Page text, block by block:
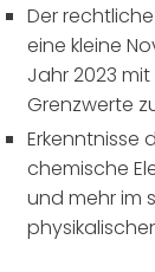
Der
eine kleine
Jahr 2023
Grenzwerte
Erkenntnisse
chemische
und mehr im